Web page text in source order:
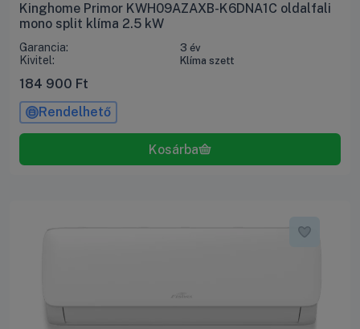
Kinghome Primor KWH09AZAXB-K6DNA1C oldalfali
mono split klíma 2.5 kW
Garancia: 3 év
Kivitel: Klíma szett
184 900 Ft
Rendelhető